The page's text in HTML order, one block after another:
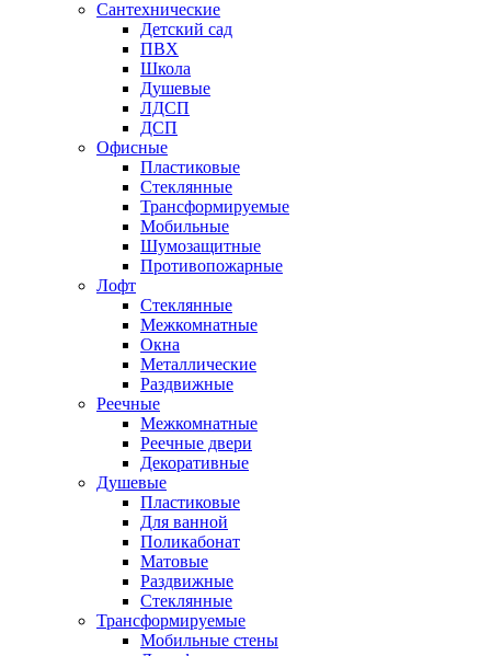
Сантехнические
Детский сад
ПВХ
Школа
Душевые
ЛДСП
ДСП
Офисные
Пластиковые
Стеклянные
Трансформируемые
Мобильные
Шумозащитные
Противопожарные
Лофт
Стеклянные
Межкомнатные
Окна
Металлические
Раздвижные
Реечные
Межкомнатные
Реечные двери
Декоративные
Душевые
Пластиковые
Для ванной
Поликабонат
Матовые
Раздвижные
Стеклянные
Трансформируемые
Мобильные стены